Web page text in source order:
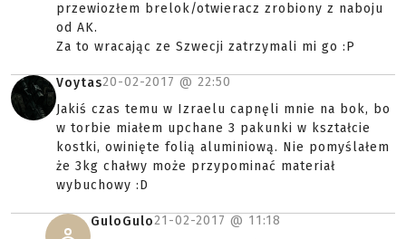
przewiozłem brelok/otwieracz zrobiony z naboju
od AK.
Za to wracając ze Szwecji zatrzymali mi go :P
Voytas20-02-2017 @ 22:50
Jakiś czas temu w Izraelu capnęli mnie na bok, bo
w torbie miałem upchane 3 pakunki w kształcie
kostki, owinięte folią aluminiową. Nie pomyślałem
że 3kg chałwy może przypominać materiał
wybuchowy :D
GuloGulo21-02-2017 @ 11:18